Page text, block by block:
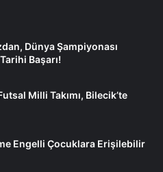
Dünya Şampiyonası
Başarı!
Milli Takımı, Bilecik’te
Engelli Çocuklara Erişilebilir